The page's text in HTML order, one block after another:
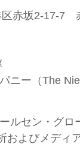
赤坂2-17-7
ニー（The
ルセン・グロ
およびメディ